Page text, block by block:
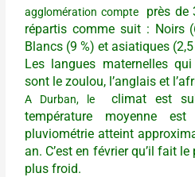
agglomération compte
près de
répartis comme suit : Noirs
Blancs (9 %) et asiatiques (2,5
Les langues maternelles
sont le zoulou, l’anglais et
A Durban, le
climat est
température moyenne
pluviométrie atteint
an. C’est en février qu’il fait
plus froid.